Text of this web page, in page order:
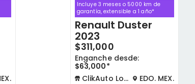
Incluye 3 meses o 5000 km de
garantía, extensible a 1 año*
Renault Duster
2023
$311,000
Enganche desde:
$63,000*
ClikAuto Lomas Verdes
EDO. MEX.